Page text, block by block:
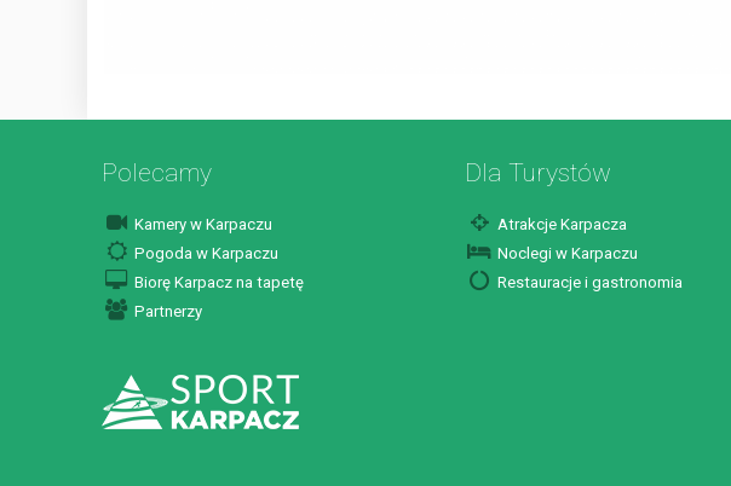
Polecamy
Kamery w Karpaczu
Pogoda w Karpaczu
Biorę Karpacz na tapetę
Partnerzy
Dla Turystów
Atrakcje Karpacza
Noclegi w Karpaczu
Restauracje i gastronomia